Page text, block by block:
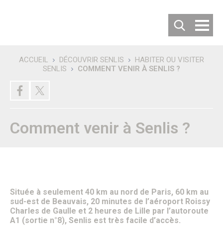
Villes jumelées
Les 50 ans du Jumelage avec Langenfeld
Carte d’identité de la ville
Office de tourisme
Vous êtes un nouvel habitant
Patrimoine & Histoire
Senlis, son histoire
Patrimoine architectural
Recherche
ACCUEIL DÉCOUVRIR SENLIS
HABITER OU VISITER
SENLIS
COMMENT VENIR À SENLIS ?
Comment venir à Senlis ?
Située à seulement 40 km au nord de Paris, 60 km au
sud-est de Beauvais, 20 minutes de l’aéroport Roissy
Charles de Gaulle et 2 heures de Lille par l’autoroute
A1 (sortie n°8), Senlis est très facile d’accès.